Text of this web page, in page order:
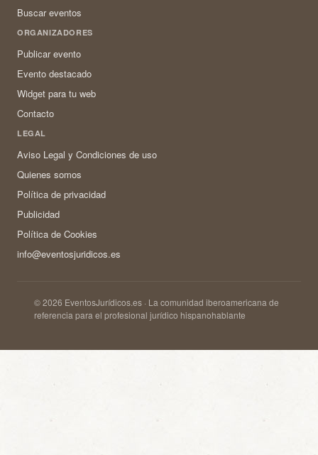
Buscar eventos
ORGANIZADORES
Publicar evento
Evento destacado
Widget para tu web
Contacto
LEGAL
Aviso Legal y Condiciones de uso
Quienes somos
Política de privacidad
Publicidad
Política de Cookies
info@eventosjuridicos.es
© 2026 EventosJurídicos.es · La comunidad iberoamericana de
referencia para el profesional jurídico hispanohablante